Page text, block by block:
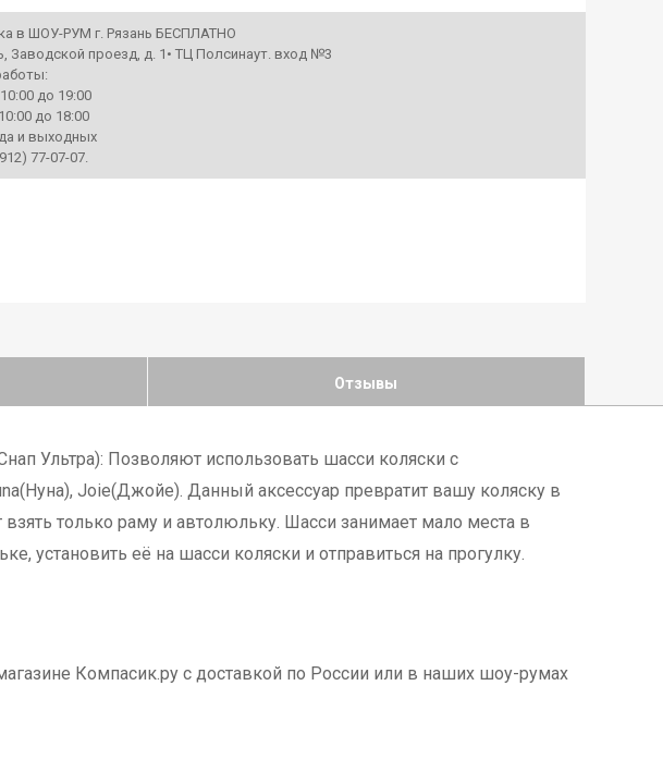
в ШОУ-РУМ г. Рязань БЕСПЛАТНО
Заводской проезд, д. 1• ТЦ Полсинаут. вход №3
до 19:00
до 18:00
и выходных
77-07-07.
Отзывы
Ультра): Позволяют использовать шасси коляски с
Joie(Джойе). Данный аксессуар превратит вашу коляску в
только раму и автолюльку. Шасси занимает мало места в
её на шасси коляски и отправиться на прогулку.
Компасик.ру с доставкой по России или в наших шоу-румах